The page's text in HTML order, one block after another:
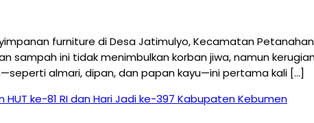
furniture di Desa Jatimulyo, Kecamatan
sampah ini tidak menimbulkan korban jiwa, namun
almari, dipan, dan papan kayu—ini pertama kali […]